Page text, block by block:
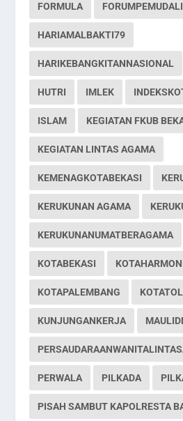
FORMULA
HARIAMALBAKTI79
HARIKEBANGKITANNASIONAL
HUTRI IMLEK
ISLAM KEGIATAN FKUB
KEGIATAN LINTAS AGAMA
KEMENAGKOTABEKASI
KERUKUNAN AGAMA
KERUKUNANUMATBERAGAMA
KOTABEKASI
KOTAPALEMBANG
KUNJUNGANKERJA
PERWALA PILKADA
PISAH SAMBUT KAPOLRESTA